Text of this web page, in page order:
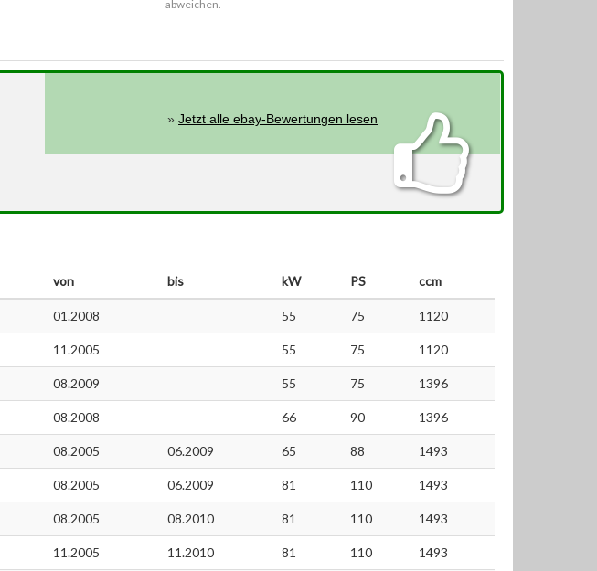
abweichen.
»Jetzt alle ebay-Bewertungen lesen
von bis kW PS ccm
01.2008 55 75 1120
11.2005 55 75 1120
08.2009 55 75 1396
08.2008 66 90 1396
08.2005 06.2009 65 88 1493
08.2005 06.2009 81 110 1493
08.2005 08.2010 81 110 1493
11.2005 11.2010 81 110 1493